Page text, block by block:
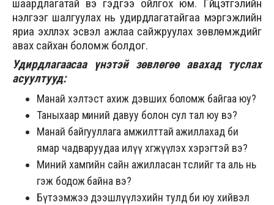
шаардлагатай вэ гэдгээ ойлгох юм. Гүйцэтгэлийн
үнэлгээг шалгуулах нь удирдлагатайгаа мэргэжлийн
яриа эхлүүлэх эсвэл ажлаа сайжруулах зөвлөмжүүдийг
авах сайхан боломж болдог.
Удирдлагаасаа үнэтэй зөвлөгөө авахад туслах
асуултууд:
Манай хэлтэст ахиж дэвших боломж байгаа юу?
Таныхаар миний давуу болон сул тал юу вэ?
Манай байгууллага амжилттай ажиллахад би
ямар чадваруудаа илүү хөгжүүлэх хэрэгтэй вэ?
Миний хамгийн сайн ажилласан төслийг та аль нь
гэж бодож байна вэ?
Бүтээмжээ дээшлүүлэхийн тулд би юу хийвэл